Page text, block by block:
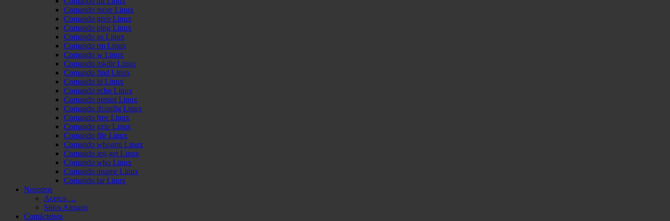
Comando more Linux
Comando grep Linux
Comando ping Linux
Comando ps Linux
Comando rm Linux
Comando w Linux
Comando mkdir Linux
Comando find Linux
Comando id Linux
Comando echo Linux
Comando netstat Linux
Comando ifconfig Linux
Comando free Linux
Comando gzip Linux
Comando file Linux
Comando whoami Linux
Comando apt-get Linux
Comando who Linux
Comando uname Linux
Comando tar Linux
Nosotros
Acerca …
Sitios Amigos
Contáctenos